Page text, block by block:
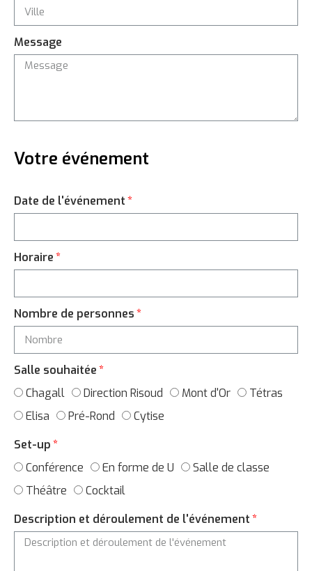
Message
Votre événement
Date de l'événement
Horaire
Nombre de personnes
Salle souhaitée
Chagall
Direction Risoud Mont d'Or
Tétras
Elisa
Pré-Rond
Cytise
Set-up
Conférence
En forme de U
Salle de classe
Théâtre
Cocktail
Description et déroulement de l'événement